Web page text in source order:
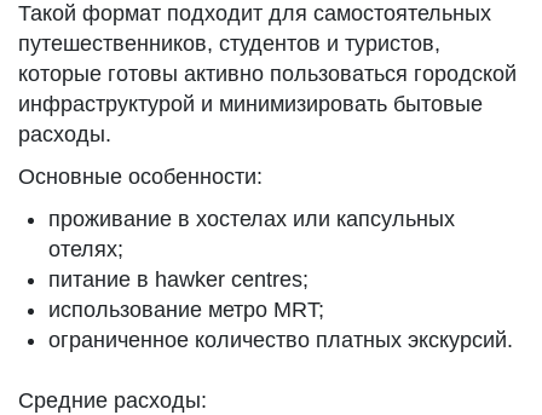
Такой формат подходит для самостоятельных
путешественников, студентов и туристов,
которые готовы активно пользоваться городской
инфраструктурой и минимизировать бытовые
расходы.
Основные особенности:
проживание в хостелах или капсульных
отелях;
питание в hawker centres;
использование метро MRT;
ограниченное количество платных экскурсий.
Средние расходы: